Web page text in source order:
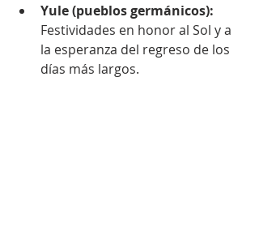
Yule (pueblos germánicos):
Festividades en honor al Sol y a
la esperanza del regreso de los
días más largos.